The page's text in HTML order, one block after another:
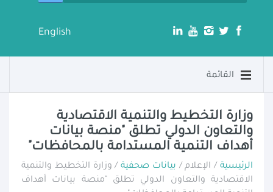
English
القائمة
وزارة التخطيط والتنمية الاقتصادية
والتعاون الدولي تطلق "منصة بيانات
أهداف التنمية المستدامة بالمحافظات"
الرئيسية/ الإعلام / بيانات صحفية/ وزارة التخطيط والتنمية
الاقتصادية والتعاون الدولي تطلق "منصة بيانات أهداف